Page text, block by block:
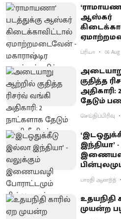
ஆஸ்கர்
பகிர்வு
ப்ரியா 06 Aug
குதித்த
தேடும்
செய்திப்பிரிவு
இந்தியா’ - வலுக்கும்
பாரதி ஆனந்த்
உதயநிதி
முயன்ற